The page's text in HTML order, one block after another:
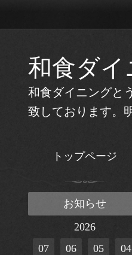
和食ダイ
和食ダイニングと
致しております。
トップページ
お知らせ
2026
07
06 05 04